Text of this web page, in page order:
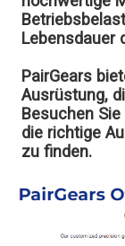
Lebensdauer
PairGears
Ausrüstung,
Besuchen
die richtige
zu finden.